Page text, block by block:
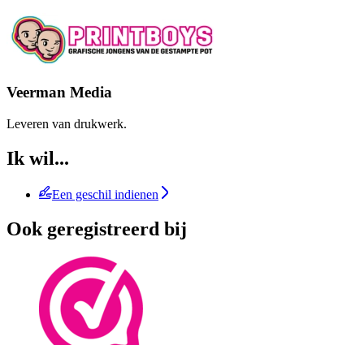
Veerman Media
Leveren van drukwerk.
Ik wil...
Een geschil indienen
Ook geregistreerd bij